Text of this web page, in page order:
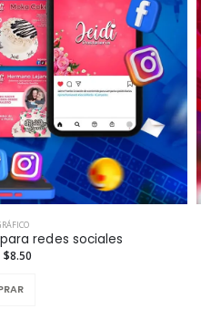
redes sociales
$8.50